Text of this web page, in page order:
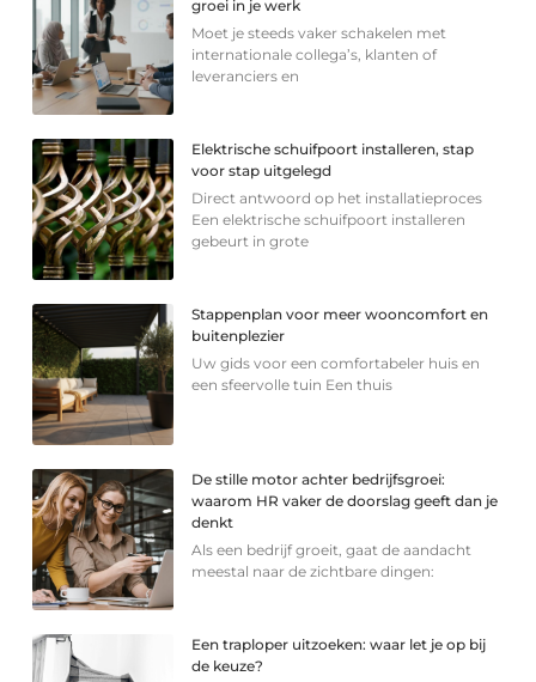
groei in je werk
Moet je steeds vaker schakelen met
internationale collega’s, klanten of
leveranciers en
Elektrische schuifpoort installeren, stap
voor stap uitgelegd
Direct antwoord op het installatieproces
Een elektrische schuifpoort installeren
gebeurt in grote
Stappenplan voor meer wooncomfort en
buitenplezier
Uw gids voor een comfortabeler huis en
een sfeervolle tuin Een thuis
De stille motor achter bedrijfsgroei:
waarom HR vaker de doorslag geeft dan je
denkt
Als een bedrijf groeit, gaat de aandacht
meestal naar de zichtbare dingen:
Een traploper uitzoeken: waar let je op bij
de keuze?